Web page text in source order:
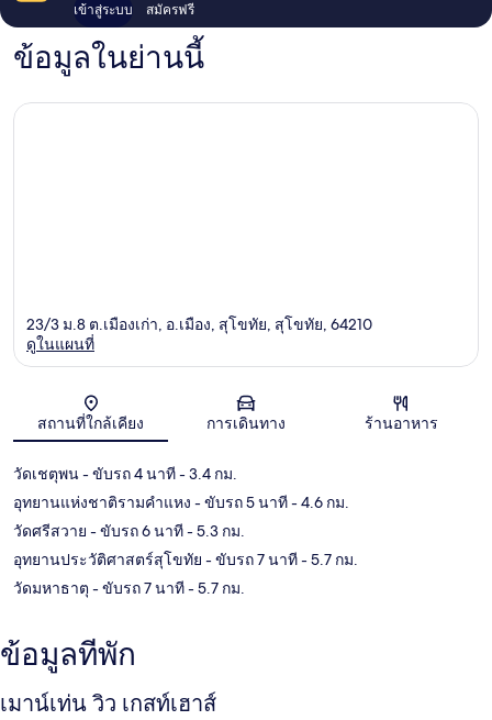
เข้าสู่ระบบ สมัครฟรี
ข้อมูลในย่านนี้
แผนที่
23/3 ม.8 ต.เมืองเก่า, อ.เมือง, สุโขทัย, สุโขทัย, 64210
ดูในแผนที่
สถานที่ใกล้เคียง การเดินทาง ร้านอาหาร
วัดเชตุพน- ขับรถ 4 นาที- 3.4 กม.
อุทยานแห่งชาติรามคำแหง - ขับรถ 5 นาที- 4.6 กม.
วัดศรีสวาย - ขับรถ 6 นาที- 5.3 กม.
อุทยานประวัติศาสตร์สุโขทัย - ขับรถ 7 นาที- 5.7 กม.
วัดมหาธาตุ - ขับรถ 7 นาที- 5.7 กม.
ข้อมูลที่พัก
เมาน์เท่น วิว เกสท์เฮาส์